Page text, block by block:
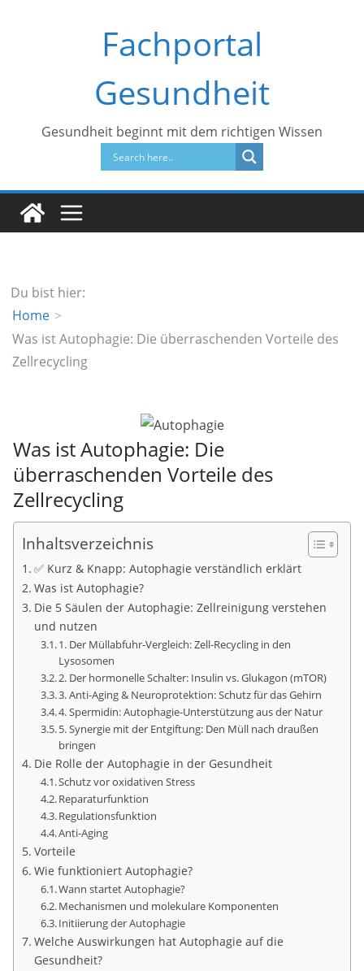
Fachportal
Gesundheit
Gesundheit beginnt mit dem richtigen Wissen
Du bist hier:
Home
Was ist Autophagie: Die überraschenden Vorteile des
Zellrecycling
Was ist Autophagie: Die
überraschenden Vorteile des
Zellrecycling
Inhaltsverzeichnis
✅ Kurz & Knapp: Autophagie verständlich erklärt
Was ist Autophagie?
Die 5 Säulen der Autophagie: Zellreinigung verstehen
und nutzen
1. Der Müllabfuhr-Vergleich: Zell-Recycling in den
Lysosomen
2. Der hormonelle Schalter: Insulin vs. Glukagon (mTOR)
3. Anti-Aging & Neuroprotektion: Schutz für das Gehirn
4. Spermidin: Autophagie-Unterstützung aus der Natur
5. Synergie mit der Entgiftung: Den Müll nach draußen
bringen
Die Rolle der Autophagie in der Gesundheit
Schutz vor oxidativen Stress
Reparaturfunktion
Regulationsfunktion
Anti-Aging
Vorteile
Wie funktioniert Autophagie?
Wann startet Autophagie?
Mechanismen und molekulare Komponenten
Initiierung der Autophagie
Welche Auswirkungen hat Autophagie auf die
Gesundheit?